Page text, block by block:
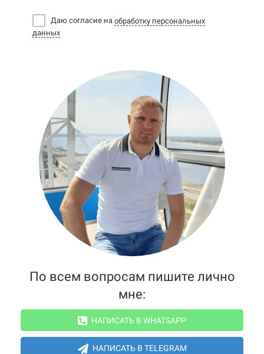
Даю согласие на обработку персональных
данных
По всем вопросам пишите лично
мне:
НАПИСАТЬ В WHATSAPP
НАПИСАТЬ В TELEGRAM